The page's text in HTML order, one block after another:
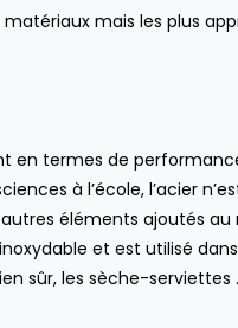
mais les plus
termes de
à l’école, l’acier
éléments ajoutés au
et est utilisé
sûr, les sèche-serviettes .